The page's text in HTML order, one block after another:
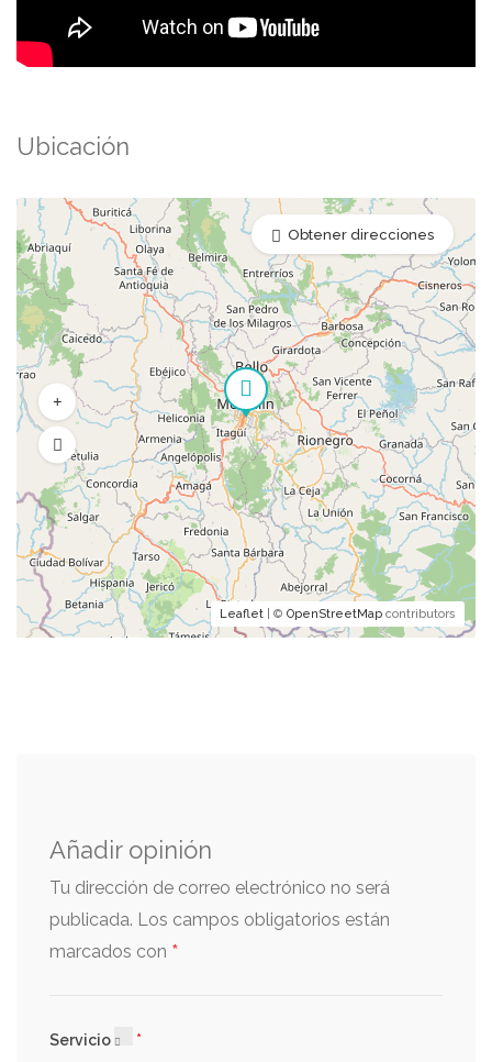
Ubicación
Leaflet | © OpenStreetMap contributors
Obtener direcciones
Añadir opinión
Tu dirección de correo electrónico no será
publicada. Los campos obligatorios están
marcados con *
Servicio